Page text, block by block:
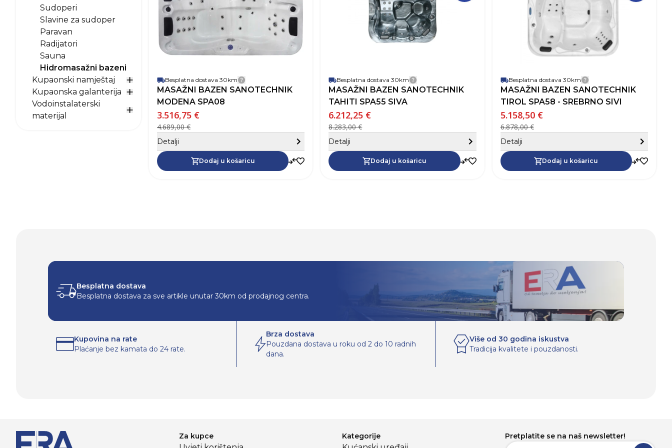
Sudoperi
Slavine za sudoper
Paravan
Radijatori
Sauna
Hidromasažni bazeni
Kupaonski namještaj
Prikaži opcije za Kupaonski namještaj
Kupaonska galanterija
Prikaži opcije za Kupaonska galanterija
Vodoinstalaterski
materijal
Prikaži opcije za Vodoinstalaterski materijal
Besplatna dostava 30km Detalji dostave
MASAŽNI BAZEN SANOTECHNIK
MODENA SPA08
3.516,75 €
4.689,00 €
Detalji
Dodaj u košaricu Dodaj u košaricu
Besplatna dostava 30km Detalji dostave
MASAŽNI BAZEN SANOTECHNIK
TAHITI SPA55 SIVA
6.212,25 €
8.283,00 €
Detalji
Dodaj u košaricu Dodaj u košaricu
Besplatna dostava 30km Detalji dostave
MASAŽNI BAZEN SANOTECHNIK
TIROL SPA58 - SREBRNO SIVI
5.158,50 €
6.878,00 €
Detalji
Dodaj u košaricu
Besplatna dostava
Besplatna dostava za sve artikle unutar 30km od prodajnog centra.
Kupovina na rate
Plaćanje bez kamata do 24 rate.
Brza dostava
Pouzdana dostava u roku od 2 do 10 radnih
dana.
Više od 30 godina iskustva
Tradicija kvalitete i pouzdanosti.
Za kupce Kategorije Pretplatite se na naš newsletter!